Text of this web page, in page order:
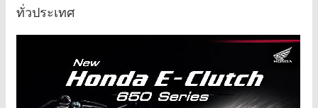
ทั่วประเทศ